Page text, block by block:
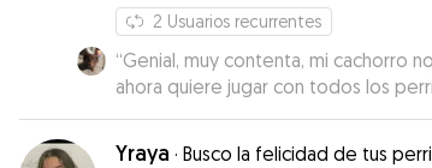
2 Usuarios recurrentes
“Genial, muy contenta, mi cachorro
ahora quiere jugar con todos los
mucho. Angela me mandaba
momento estuvimos en contacto.
Yraya · Busco la felicidad de tus